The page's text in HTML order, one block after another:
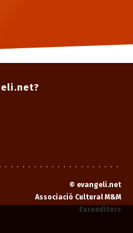
© evangeli.net
Associació Cultural M&M
Euroeditors